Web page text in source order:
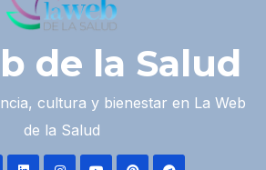
de la Salud
cultura y bienestar en La Web
de la Salud